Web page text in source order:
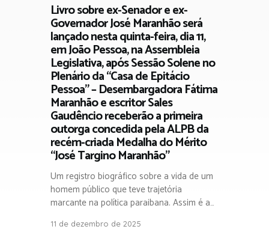
Livro sobre ex-Senador e ex-
Governador José Maranhão será
lançado nesta quinta-feira, dia 11,
em João Pessoa, na Assembleia
Legislativa, após Sessão Solene no
Plenário da “Casa de Epitácio
Pessoa” – Desembargadora Fátima
Maranhão e escritor Sales
Gaudêncio receberão a primeira
outorga concedida pela ALPB da
recém-criada Medalha do Mérito
“José Targino Maranhão”
Um registro biográfico sobre a vida de um
homem público que teve trajetória
marcante na política paraibana. Assim é a…
11 de dezembro de 2025